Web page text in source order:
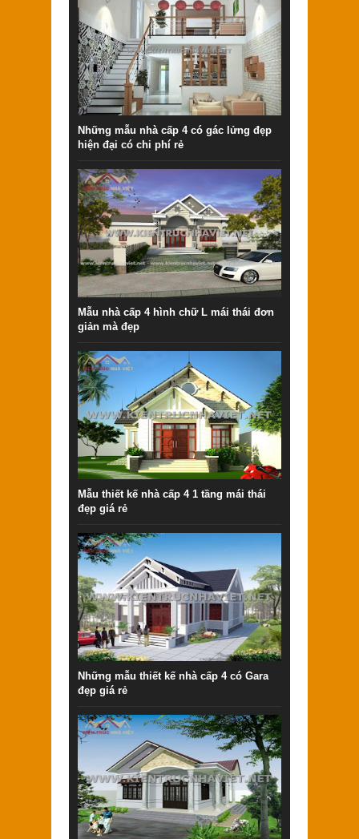
Những mẫu nhà cấp 4 có gác lửng đẹp
hiện đại có chi phí rẻ
Mẫu nhà cấp 4 hình chữ L mái thái đơn
giản mà đẹp
Mẫu thiết kế nhà cấp 4 1 tầng mái thái
đẹp giá rẻ
Những mẫu thiết kế nhà cấp 4 có Gara
đẹp giá rẻ